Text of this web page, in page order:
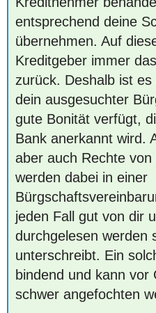
entsprechend deine
übernehmen. Auf
Kreditgeber immer
zurück. Deshalb ist
dein ausgesuchter
gute Bonität verfügt,
Bank anerkannt wird.
aber auch Rechte
werden dabei in einer
jeden Fall gut von dir
durchgelesen werden
unterschreibt. Ein
bindend und kann vor
schwer angefochten